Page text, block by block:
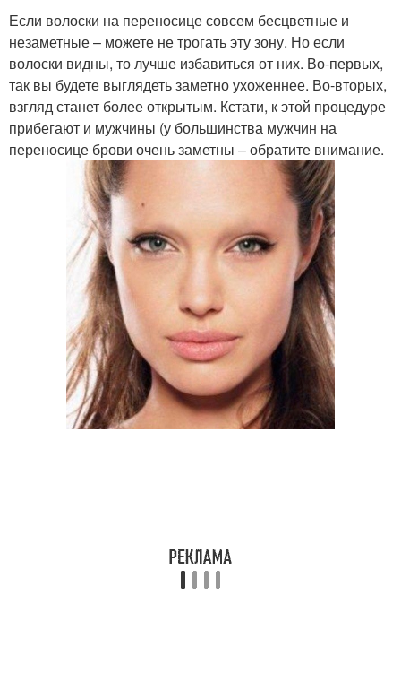
Если волоски на переносице совсем бесцветные и
незаметные – можете не трогать эту зону. Но если
волоски видны, то лучше избавиться от них. Во-первых,
так вы будете выглядеть заметно ухоженнее. Во-вторых,
взгляд станет более открытым. Кстати, к этой процедуре
прибегают и мужчины (у большинства мужчин на
переносице брови очень заметны – обратите внимание.